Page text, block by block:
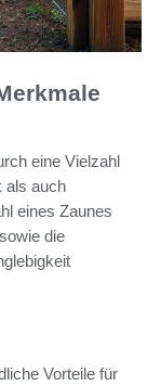
eine Vielzahl
als auch
eines Zaunes
die
Vorteile für